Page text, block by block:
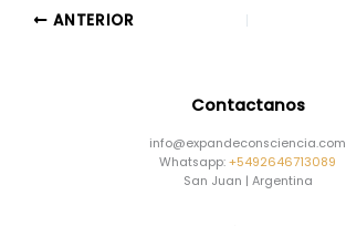
ANTERIOR
Contactanos
info@expandeconsciencia.com
Whatsapp: +5492646713089
San Juan | Argentina